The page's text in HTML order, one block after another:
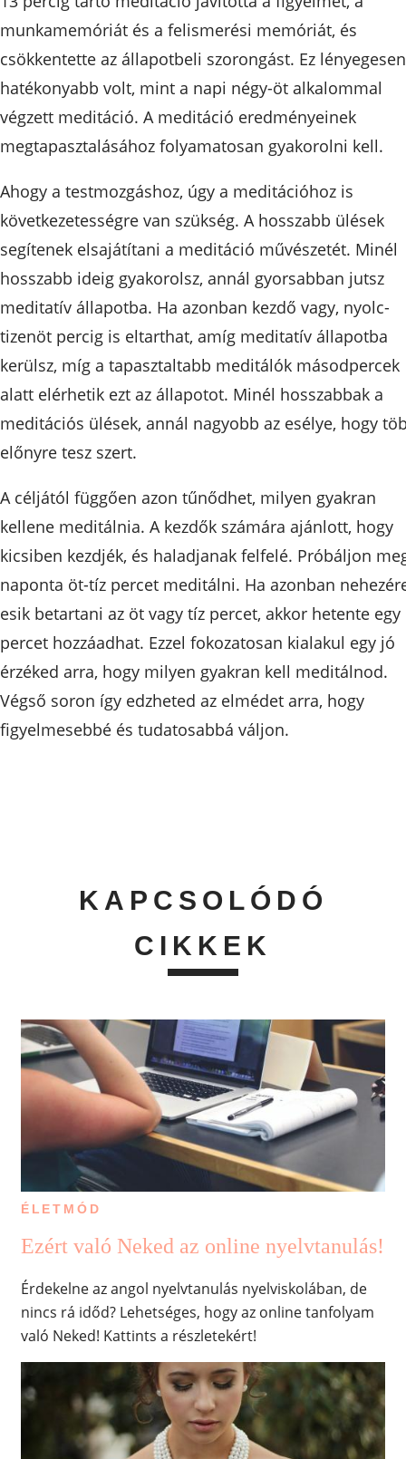
munkamemóriát és a felismerési memóriát, és
csökkentette az állapotbeli szorongást. Ez lényegesen
hatékonyabb volt, mint a napi négy-öt alkalommal
végzett meditáció. A meditáció eredményeinek
megtapasztalásához folyamatosan gyakorolni kell.
Ahogy a testmozgáshoz, úgy a meditációhoz is
következetességre van szükség. A hosszabb ülések
segítenek elsajátítani a meditáció művészetét. Minél
hosszabb ideig gyakorolsz, annál gyorsabban jutsz
meditatív állapotba. Ha azonban kezdő vagy, nyolc-
tizenöt percig is eltarthat, amíg meditatív állapotba
kerülsz, míg a tapasztaltabb meditálók másodpercek
alatt elérhetik ezt az állapotot. Minél hosszabbak a
meditációs ülések, annál nagyobb az esélye, hogy
előnyre tesz szert.
A céljától függően azon tűnődhet, milyen gyakran
kellene meditálnia. A kezdők számára ajánlott, hogy
kicsiben kezdjék, és haladjanak felfelé. Próbáljon
naponta öt-tíz percet meditálni. Ha azonban
esik betartani az öt vagy tíz percet, akkor hetente egy
percet hozzáadhat. Ezzel fokozatosan kialakul egy jó
érzéked arra, hogy milyen gyakran kell meditálnod.
Végső soron így edzheted az elmédet arra, hogy
figyelmesebbé és tudatosabbá váljon.
KAPCSOLÓDÓ
CIKKEK
ÉLETMÓD
Ezért való Neked az online nyelvtanulás!
Érdekelne az angol nyelvtanulás nyelviskolában, de
nincs rá időd? Lehetséges, hogy az online tanfolyam
való Neked! Kattints a részletekért!